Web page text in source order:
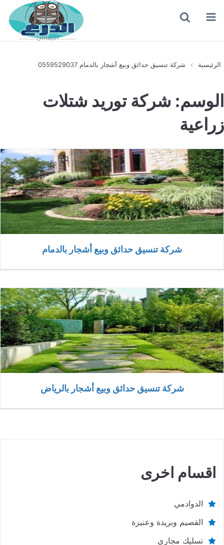
القائمة
الرئيسية شركة تنسيق حدائق وبيع أشجار بالدمام 0559529037
الوسم: شركة توريد شتلات
زراعية
شركة تنسيق حدائق وبيع أشجار بالدمام
شركة تنسيق حدائق وبيع أشجار بالرياض
اقسام اخرى
الدوادمي
القصيم وبريدة وعنيزة
تسليك مجاري